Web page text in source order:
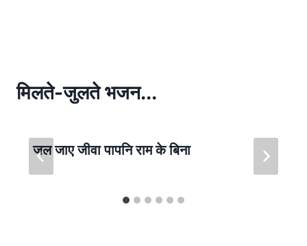
p
मिलते-जुलते भजन...
जल जाए जीवा पापनि राम के बिना